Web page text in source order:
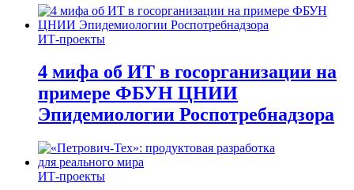
ИТ-проекты
4 мифа об ИТ в госорганизации на
примере ФБУН ЦНИИ
Эпидемиологии Роспотребнадзора
ИТ-проекты